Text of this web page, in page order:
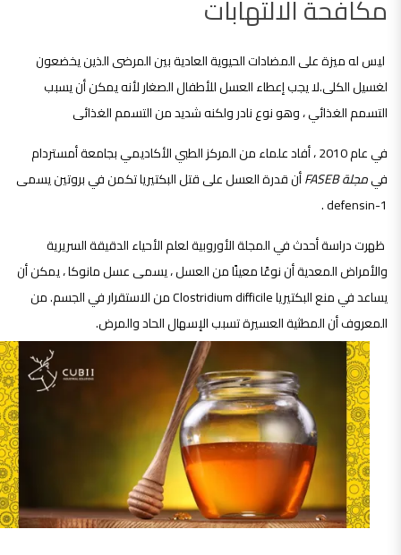
مكافحة الالتهابات
ليس له ميزة على المضادات الحيوية العادية بين المرضى الذين يخضعون
لغسيل الكلى.لا يجب إعطاء العسل للأطفال الصغار لأنه يمكن أن يسبب
التسمم الغذائي ، وهو نوع نادر ولكنه شديد من التسمم الغذائى
في عام 2010 ، أفاد علماء من المركز الطبي الأكاديمي بجامعة أمستردام
فيمجلة FASEB
أن قدرة العسل على قتل البكتيريا تكمن في بروتين يسمى
defensin-1 .
ظهرت دراسة أحدث في المجلة الأوروبية لعلم الأحياء الدقيقة السريرية
والأمراض المعدية أن نوعًا معينًا من العسل ، يسمى عسل مانوكا ، يمكن أن
يساعد في منع البكتيريا Clostridium difficile من الاستقرار في الجسم. من
المعروف أن المطثية العسيرة تسبب الإسهال الحاد والمرض.